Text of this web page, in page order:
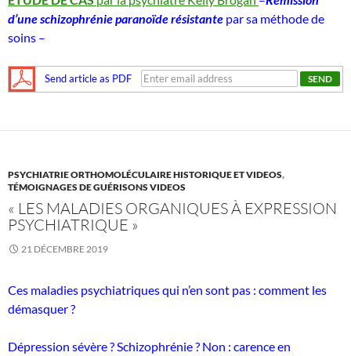
d’une schizophrénie paranoïde résistante par sa méthode de
soins –
Send article as PDF
PSYCHIATRIE ORTHOMOLÉCULAIRE HISTORIQUE ET VIDEOS,
TÉMOIGNAGES DE GUÉRISONS VIDEOS
« LES MALADIES ORGANIQUES À EXPRESSION
PSYCHIATRIQUE »
21 DÉCEMBRE 2019
Ces maladies psychiatriques qui n’en sont pas : comment les
démasquer ?
Dépression sévère ? Schizophrénie ? Non : carence en